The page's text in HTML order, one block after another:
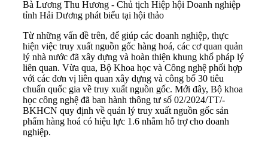
Bà Lương Thu Hương - Chủ tịch Hiệp hội Doanh nghiệp
tỉnh Hải Dương phát biểu tại hội thảo
Từ những vấn đề trên, để giúp các doanh nghiệp, thực
hiện việc truy xuất nguồn gốc hàng hoá, các cơ quan quản
lý nhà nước đã xây dựng và hoàn thiện khung khổ pháp lý
liên quan. Vừa qua, Bộ Khoa học và Công nghệ phối hợp
với các đơn vị liên quan xây dựng và công bố 30 tiêu
chuẩn quốc gia về truy xuất nguồn gốc. Mới đây, Bộ khoa
học công nghệ đã ban hành thông tư số 02/2024/TT/-
BKHCN quy định về quản lý truy xuất nguồn gốc sản
phẩm hàng hoá có hiệu lực 1.6 nhằm hỗ trợ cho doanh
nghiệp.